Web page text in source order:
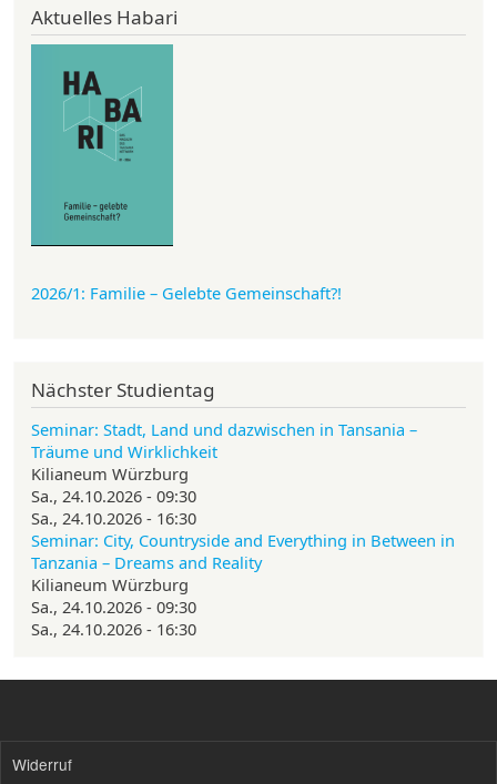
Aktuelles Habari
2026/1: Familie – Gelebte Gemeinschaft?!
Nächster Studientag
Seminar: Stadt, Land und dazwischen in Tansania –
Träume und Wirklichkeit
Kilianeum Würzburg
Sa., 24.10.2026 - 09:30
Sa., 24.10.2026 - 16:30
Seminar: City, Countryside and Everything in Between in
Tanzania – Dreams and Reality
Kilianeum Würzburg
Sa., 24.10.2026 - 09:30
Sa., 24.10.2026 - 16:30
Widerruf